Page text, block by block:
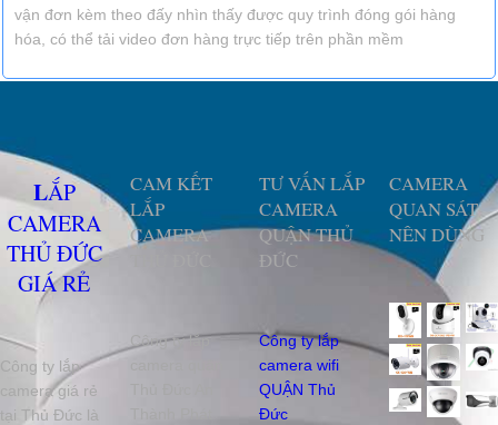
vận đơn kèm theo đấy nhìn thấy được quy trình đóng gói hàng
hóa, có thể tải video đơn hàng trực tiếp trên phần mềm
LẮP
CAMERA
THỦ ĐỨC
GIÁ RẺ
Công ty lắp
camera giá rẻ
tại Thủ Đức là
CAM KẾT
LẮP
CAMERA
Công ty lắp
TƯ VẤN LẮP
CAMERA
QUẬN THỦ
ĐỨC
Công ty lắp
camera wifi
QUẬN Thủ
Đức
CAMERA
QUAN SÁT
NÊN DÙNG